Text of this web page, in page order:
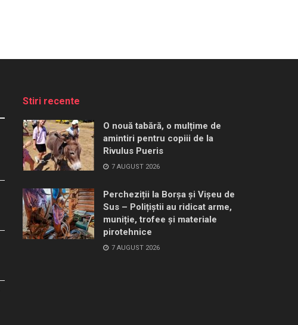
Stiri recente
O nouă tabără, o mulțime de
amintiri pentru copiii de la
Rivulus Pueris
7 AUGUST 2026
Percheziții la Borșa și Vișeu de
Sus – Polițiștii au ridicat arme,
muniție, trofee și materiale
pirotehnice
7 AUGUST 2026